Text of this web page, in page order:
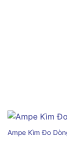
Ampe Kìm Đo